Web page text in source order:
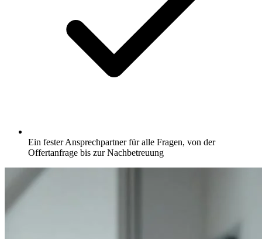
Ein fester Ansprechpartner für alle Fragen, von der
Offertanfrage bis zur Nachbetreuung